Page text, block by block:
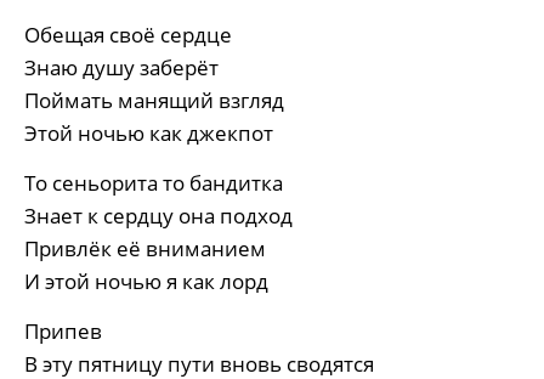
Обещая своё сердце
Знаю душу заберёт
Поймать манящий взгляд
Этой ночью как джекпот
То сеньорита то бандитка
Знает к сердцу она подход
Привлёк её вниманием
И этой ночью я как лорд
Припев
В эту пятницу пути вновь сводятся